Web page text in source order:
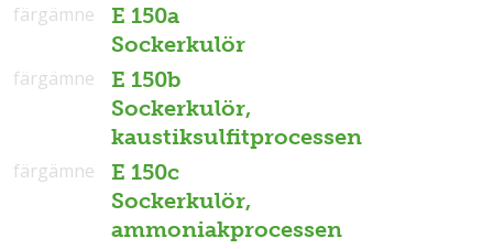
E 150a
Sockerkulör
färgämne
E 150b
Sockerkulör,
kaustiksulfitprocessen
färgämne
E 150c
Sockerkulör,
ammoniakprocessen
färgämne